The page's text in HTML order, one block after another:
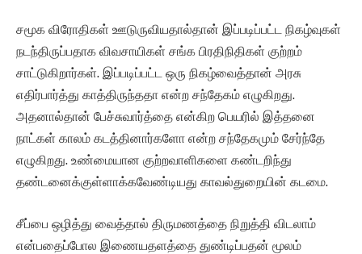
சமூக விரோதிகள் ஊடுருவியதால்தான் இப்படிப்பட்ட நிகழ்வுகள்
நடந்திருப்பதாக விவசாயிகள் சங்க பிரதிநிதிகள் குற்றம்
சாட்டுகிறார்கள். இப்படிப்பட்ட ஒரு நிகழ்வைத்தான் அரசு
எதிர்பார்த்து காத்திருந்ததா என்ற சந்தேகம் எழுகிறது.
அதனால்தான் பேச்சுவார்த்தை என்கிற பெயரில் இத்தனை
நாட்கள் காலம் கடத்தினார்களோ என்ற சந்தேகமும் சேர்ந்தே
எழுகிறது. உண்மையான குற்றவாளிகளை கண்டறிந்து
தண்டனைக்குள்ளாக்கவேண்டியது காவல்துறையின் கடமை.
சீப்பை ஒழித்து வைத்தால் திருமணத்தை நிறுத்தி விடலாம்
என்பதைப்போல இணையதளத்தை துண்டிப்பதன் மூலம்